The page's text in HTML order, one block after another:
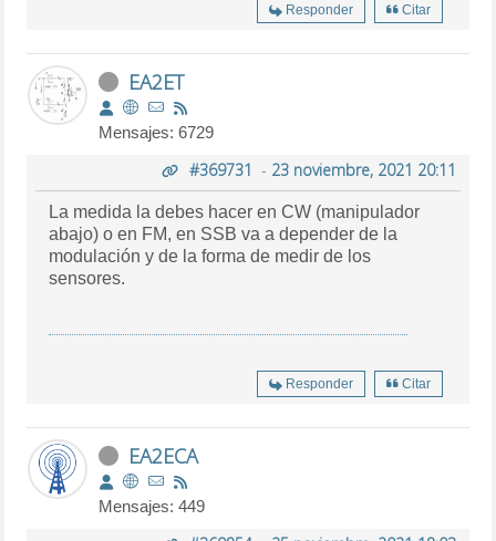
Responder Citar
EA2ET
Mensajes: 6729
#369731 - 23 noviembre, 2021 20:11
La medida la debes hacer en CW (manipulador
abajo) o en FM, en SSB va a depender de la
modulación y de la forma de medir de los
sensores.
Responder Citar
EA2ECA
Mensajes: 449